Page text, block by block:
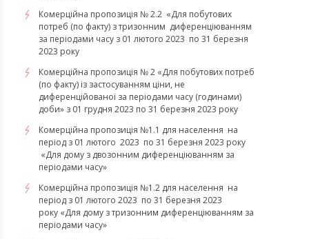
Комерційна пропозиція № 2.2 «Для побутових
потреб (по факту) з тризонним диференціюванням
за періодами часу з 01 лютого 2023 по 31 березня
2023 року
Комерційна пропозиція № 2 «Для побутових потреб
(по факту) із застосуванням ціни, не
диференційованої за періодами часу (годинами)
доби» з 01 грудня 2023 по 31 березня 2023 року
Комерційна пропозиція №1.1 для населення на
період з 01 лютого 2023 по 31 березня 2023 року
«Для дому з двозонним диференціюванням за
періодами часу»
Комерційна пропозиція №1.2 для населення на
період з 01 лютого 2023 по 31 березня 2023
року «Для дому з тризонним диференціюванням за
періодами часу»